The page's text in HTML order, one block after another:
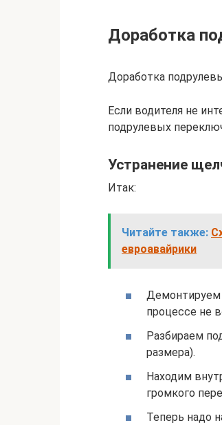
Доработка
Доработка
Если водителя не
подрулевых
Устранение
Итак:
Читайте также:
евроавайрики
Демонтируем
процессе не
Разбираем
размера).
Находим
громкого
Теперь надо